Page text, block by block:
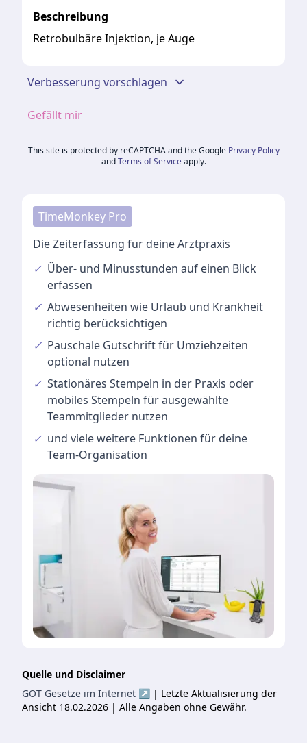
Beschreibung
Retrobulbäre Injektion, je Auge
Verbesserung vorschlagen
Gefällt mir
This site is protected by reCAPTCHA and the Google Privacy Policy
and Terms of Service apply.
TimeMonkey Pro
Die Zeiterfassung für deine Arztpraxis
✓ Über- und Minusstunden auf einen Blick
erfassen
✓ Abwesenheiten wie Urlaub und Krankheit
richtig berücksichtigen
✓ Pauschale Gutschriftfür Umziehzeiten
optional nutzen
✓ Stationäres Stempeln in der Praxis oder
mobiles Stempeln für ausgewählte
Teammitglieder nutzen
✓ und vieleweitere Funktionen für deine
Team-Organisation
Quelle und Disclaimer
GOT Gesetze im Internet ↗ | Letzte Aktualisierung der
Ansicht 18.02.2026 | Alle Angaben ohne Gewähr.